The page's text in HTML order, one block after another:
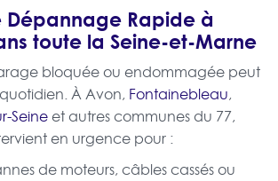
Dépannage Rapide à
toute la Seine-et-Marne
bloquée ou endommagée peut
À Avon, Fontainebleau,
Seine et autres communes du 77,
en urgence pour :
de moteurs, câbles cassés ou